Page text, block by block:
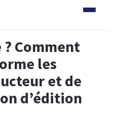
Comment
les
et de
d’édition